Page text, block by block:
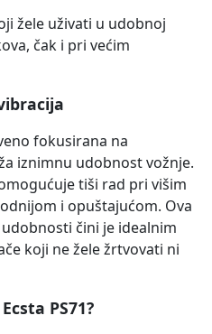
žele uživati u udobnoj
čak i pri većim
fokusirana na
iznimnu udobnost vožnje.
tiši rad pri višim
i opuštajućom. Ova
čini je idealnim
koji ne žele žrtvovati ni
PS71?